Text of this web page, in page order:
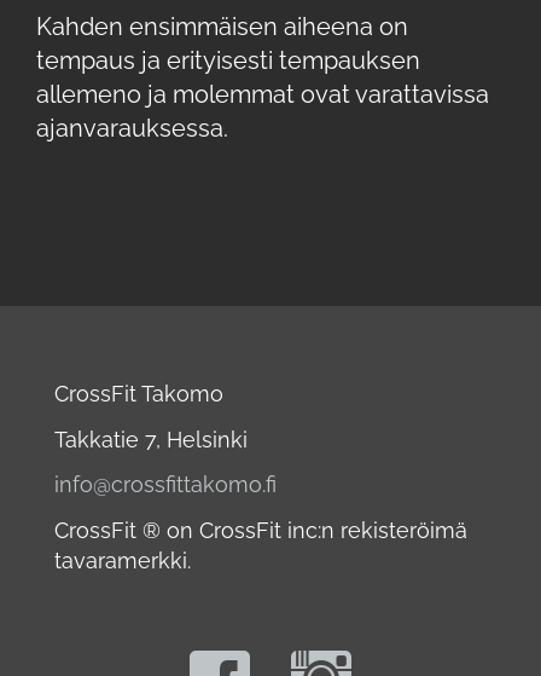
Kahden ensimmäisen aiheena on
tempaus ja erityisesti tempauksen
allemeno ja molemmat ovat varattavissa
ajanvarauksessa.
CrossFit Takomo
Takkatie 7, Helsinki
info@crossfittakomo.fi
CrossFit ® on CrossFit inc:n rekisteröimä
tavaramerkki.